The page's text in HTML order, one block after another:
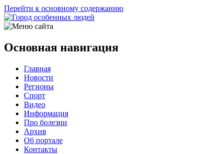
Перейти к основному содержанию
Основная навигация
Главная
Новости
Регионы
Спорт
Видео
Информация
Про болезни
Архив
Об портале
Контакты